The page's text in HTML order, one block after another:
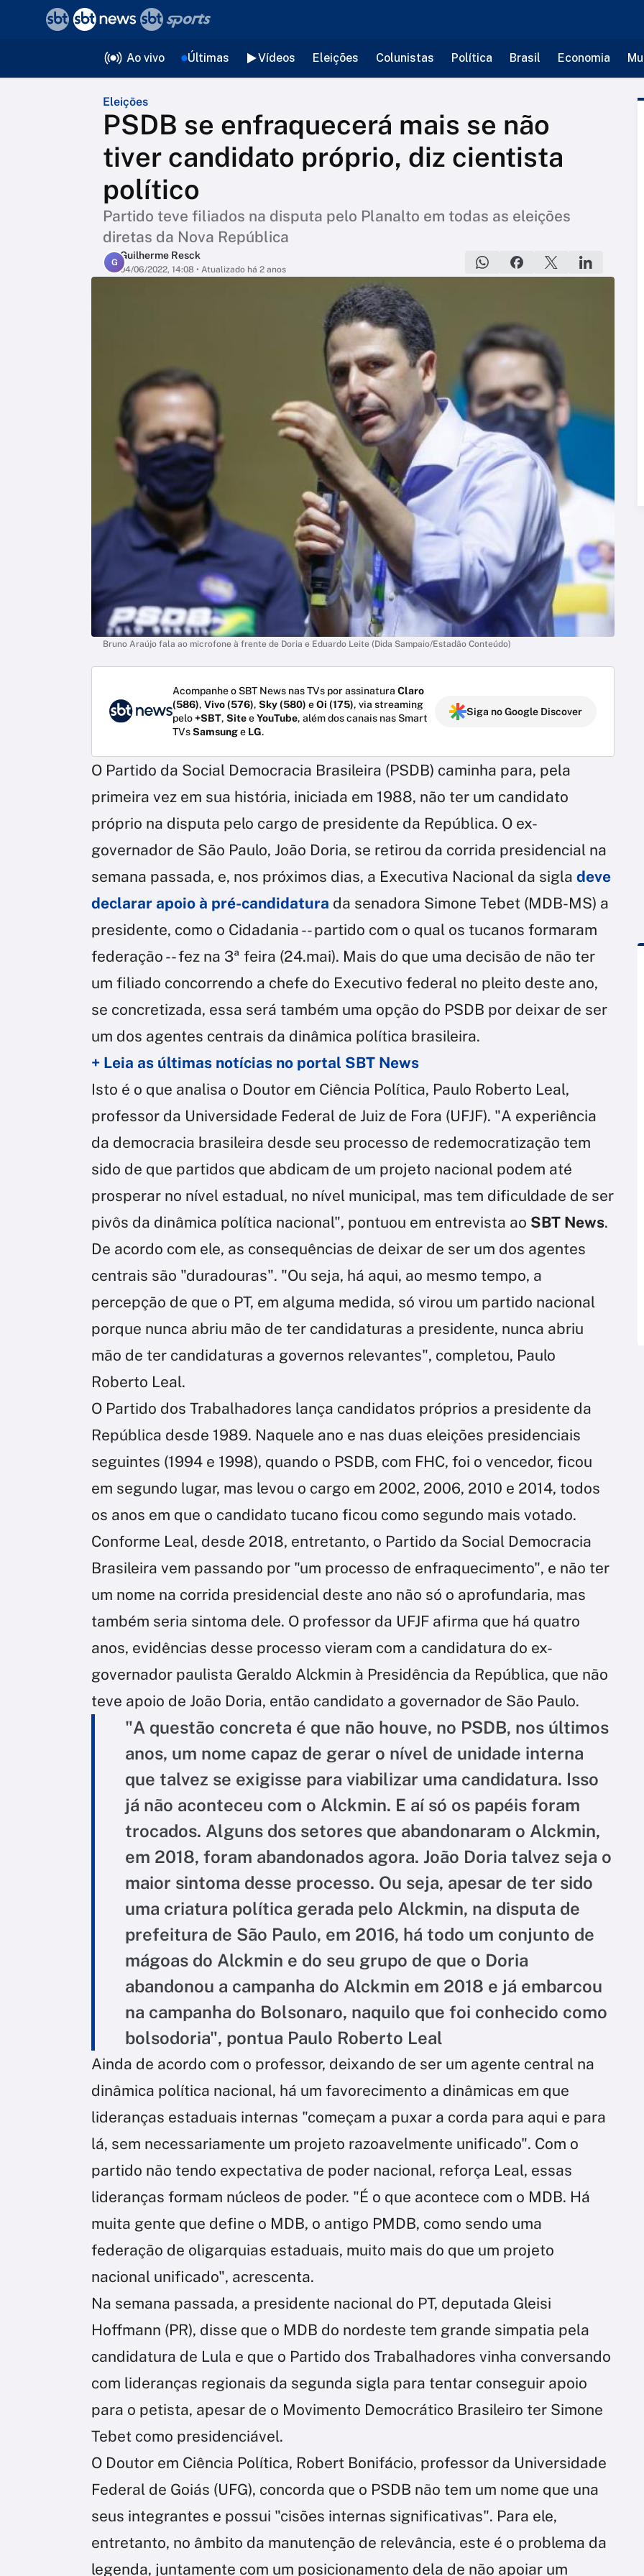
Ao vivo Últimas Vídeos Eleições Colunistas Política Brasil Economia
Eleições
PSDB se enfraquecerá mais se não
tiver candidato próprio, diz cientista
político
Partido teve filiados na disputa pelo Planalto em todas as eleições
diretas da Nova República
G
Guilherme Resck
04/06/2022, 14:08 • Atualizado há 2 anos
Bruno Araújo fala ao microfone à frente de Doria e Eduardo Leite (Dida Sampaio/Estadão Conteúdo)
Acompanhe o SBT News nas TVs por assinatura Claro
(586), Vivo (576), Sky (580) eOi (175), via streaming
pelo+SBT, SiteeYouTube, além dos canais nas Smart
TVsSamsunge LG.
Siga no Google Discover
O Partido da Social Democracia Brasileira (PSDB) caminha para, pela
primeira vez em sua história, iniciada em 1988, não ter um candidato
próprio na disputa pelo cargo de presidente da República. O ex-
governador de São Paulo, João Doria, se retirou da corrida presidencial na
semana passada, e, nos próximos dias, a Executiva Nacional da sigla deve
declarar apoio à pré-candidatura da senadora Simone Tebet (MDB-MS) a
presidente, como o Cidadania -- partido com o qual os tucanos formaram
federação -- fez na 3ª feira (24.mai). Mais do que uma decisão de não ter
um filiado concorrendo a chefe do Executivo federal no pleito deste ano,
se concretizada, essa será também uma opção do PSDB por deixar de ser
um dos agentes centrais da dinâmica política brasileira.
+ Leia as últimas notícias no portal SBT News
Isto é o que analisa o Doutor em Ciência Política, Paulo Roberto Leal,
professor da Universidade Federal de Juiz de Fora (UFJF). "A experiência
da democracia brasileira desde seu processo de redemocratização tem
sido de que partidos que abdicam de um projeto nacional podem até
prosperar no nível estadual, no nível municipal, mas tem dificuldade de ser
pivôs da dinâmica política nacional", pontuou em entrevista ao SBT News.
De acordo com ele, as consequências de deixar de ser um dos agentes
centrais são "duradouras". "Ou seja, há aqui, ao mesmo tempo, a
percepção de que o PT, em alguma medida, só virou um partido nacional
porque nunca abriu mão de ter candidaturas a presidente, nunca abriu
mão de ter candidaturas a governos relevantes", completou, Paulo
Roberto Leal.
O Partido dos Trabalhadores lança candidatos próprios a presidente da
República desde 1989. Naquele ano e nas duas eleições presidenciais
seguintes (1994 e 1998), quando o PSDB, com FHC, foi o vencedor, ficou
em segundo lugar, mas levou o cargo em 2002, 2006, 2010 e 2014, todos
os anos em que o candidato tucano ficou como segundo mais votado.
Conforme Leal, desde 2018, entretanto, o Partido da Social Democracia
Brasileira vem passando por "um processo de enfraquecimento", e não ter
um nome na corrida presidencial deste ano não só o aprofundaria, mas
também seria sintoma dele. O professor da UFJF afirma que há quatro
anos, evidências desse processo vieram com a candidatura do ex-
governador paulista Geraldo Alckmin à Presidência da República, que não
teve apoio de João Doria, então candidato a governador de São Paulo.
"A questão concreta é que não houve, no PSDB, nos últimos
anos, um nome capaz de gerar o nível de unidade interna
que talvez se exigisse para viabilizar uma candidatura. Isso
já não aconteceu com o Alckmin. E aí só os papéis foram
trocados. Alguns dos setores que abandonaram o Alckmin,
em 2018, foram abandonados agora. João Doria talvez seja o
maior sintoma desse processo. Ou seja, apesar de ter sido
uma criatura política gerada pelo Alckmin, na disputa de
prefeitura de São Paulo, em 2016, há todo um conjunto de
mágoas do Alckmin e do seu grupo de que o Doria
abandonou a campanha do Alckmin em 2018 e já embarcou
na campanha do Bolsonaro, naquilo que foi conhecido como
bolsodoria", pontua Paulo Roberto Leal
Ainda de acordo com o professor, deixando de ser um agente central na
dinâmica política nacional, há um favorecimento a dinâmicas em que
lideranças estaduais internas "começam a puxar a corda para aqui e para
lá, sem necessariamente um projeto razoavelmente unificado". Com o
partido não tendo expectativa de poder nacional, reforça Leal, essas
lideranças formam núcleos de poder. "É o que acontece com o MDB. Há
muita gente que define o MDB, o antigo PMDB, como sendo uma
federação de oligarquias estaduais, muito mais do que um projeto
nacional unificado", acrescenta.
Na semana passada, a presidente nacional do PT, deputada Gleisi
Hoffmann (PR), disse que o MDB do nordeste tem grande simpatia pela
candidatura de Lula e que o Partido dos Trabalhadores vinha conversando
com lideranças regionais da segunda sigla para tentar conseguir apoio
para o petista, apesar de o Movimento Democrático Brasileiro ter Simone
Tebet como presidenciável.
O Doutor em Ciência Política, Robert Bonifácio, professor da Universidade
Federal de Goiás (UFG), concorda que o PSDB não tem um nome que una
seus integrantes e possui "cisões internas significativas". Para ele,
entretanto, no âmbito da manutenção de relevância, este é o problema da
legenda, juntamente com um posicionamento dela de não apoiar um
voltar
Editorias